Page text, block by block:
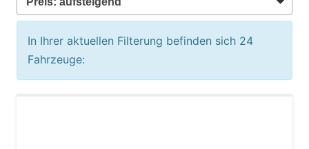
In Ihrer aktuellen Filterung befinden sich 24
Fahrzeuge: